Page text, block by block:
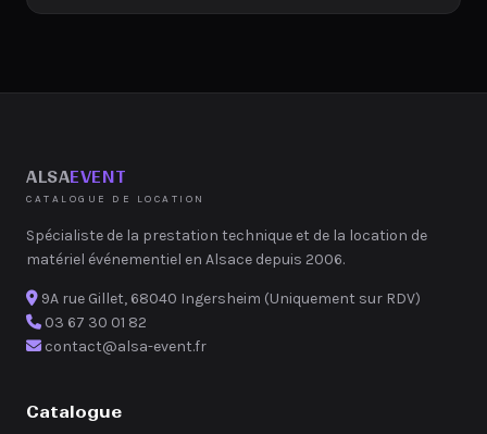
ALSAEVENT
CATALOGUE DE LOCATION
Spécialiste de la prestation technique et de la location de
matériel événementiel en Alsace depuis 2006.
9A rue Gillet, 68040 Ingersheim (Uniquement sur RDV)
03 67 30 01 82
contact@alsa-event.fr
Catalogue